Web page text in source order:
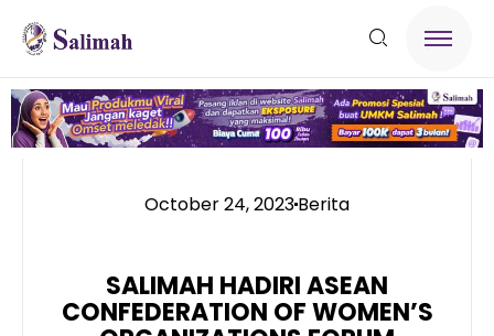
October 24, 2023Berita
SALIMAH HADIRI ASEAN
CONFEDERATION OF WOMEN’S